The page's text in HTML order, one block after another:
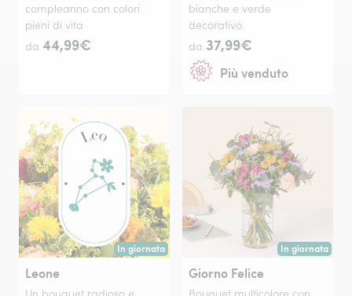
compleanno con colori
pieni di vita
da 44,99€
bianche e verde
decorativo
da 37,99€
Più venduto
In giornata
Consegna disponibile oggi o in data a tua scelta.
Leone
In giornata
Consegna
Giorno Felice